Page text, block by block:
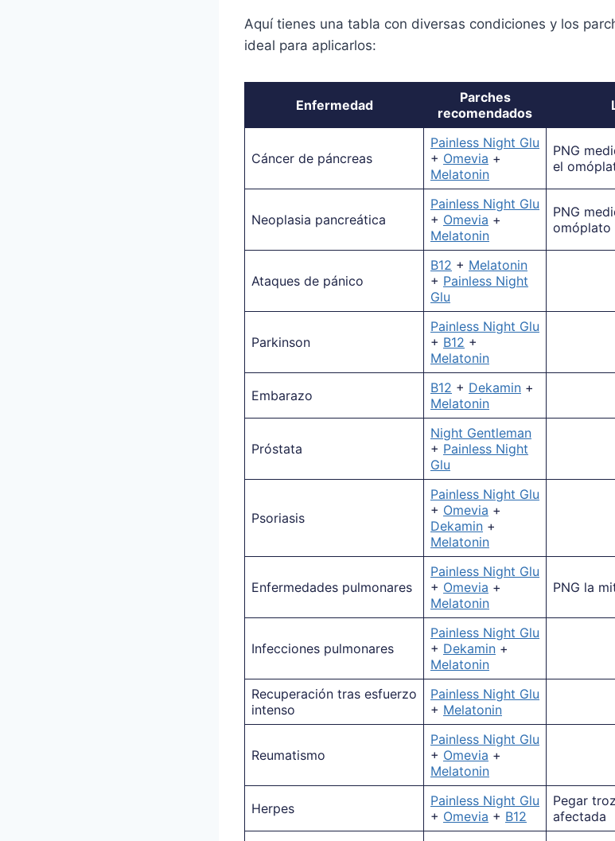
Aquí tienes una tabla con diversas condiciones y los
ideal para aplicarlos:
Enfermedad
Parches
recomendados
Cáncer de páncreas
Painless Night Glu
+ Omevia +
Melatonin
PNG
el
Neoplasia pancreática
Painless Night Glu
+ Omevia +
Melatonin
PNG
omóplato
Ataques de pánico
B12 + Melatonin
+ Painless Night
Glu
Parkinson
Painless Night Glu
+ B12 +
Melatonin
Embarazo B12 + Dekamin +
Melatonin
Próstata
Night Gentleman
+ Painless Night
Glu
Psoriasis
Painless Night Glu
+ Omevia +
Dekamin +
Melatonin
Enfermedades pulmonares
Painless Night Glu
+ Omevia +
Melatonin
PNG la
Infecciones pulmonares
Painless Night Glu
+ Dekamin +
Melatonin
Recuperación tras esfuerzo
intenso
Painless Night Glu
+ Melatonin
Reumatismo
Painless Night Glu
+ Omevia +
Melatonin
Herpes
Painless Night Glu
+ Omevia + B12
Pegar
afectada